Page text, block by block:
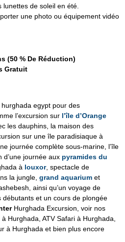
de soleil en été.
une photo ou équipement vidéo
(50 % De Réduction)
Gratuit
egypt pour des
l’excursion sur l’île d’Orange
les dauphins, la maison des
sur une île paradisiaque à
journée complète sous-marine, l’île
journée aux pyramides du
à louxor, spectacle de
la jungle, grand aquarium et
ainsi qu’un voyage de
et un cours de plongée
Hurghada Excursion, voir nos
à Hurghada, ATV Safari à Hurghada,
à Hurghada et bien plus encore